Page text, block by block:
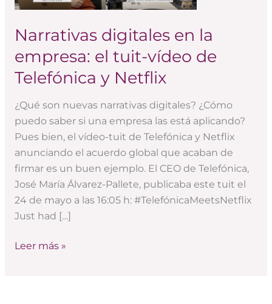
Narrativas digitales en la
empresa: el tuit-vídeo de
Telefónica y Netflix
¿Qué son nuevas narrativas digitales? ¿Cómo
puedo saber si una empresa las está aplicando?
Pues bien, el vídeo-tuit de Telefónica y Netflix
anunciando el acuerdo global que acaban de
firmar es un buen ejemplo. El CEO de Telefónica,
José María Álvarez-Pallete, publicaba este tuit el
24 de mayo a las 16:05 h: #TelefónicaMeetsNetflix
Just had […]
el
vídeo
de
Telefónica
y
Netflix
Leer más »